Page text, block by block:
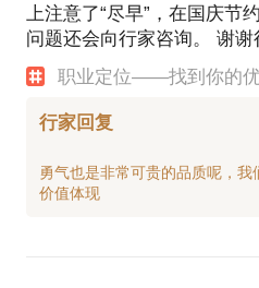
上注意了“尽早”，在国庆
问题还会向行家咨询。 谢谢
职业定位——找到你的
行家回复
勇气也是非常可贵的品质呢，